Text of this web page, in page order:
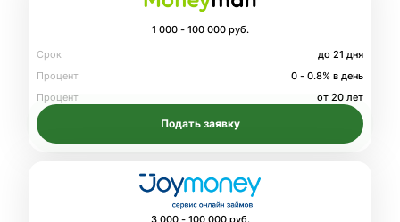
1 000 - 100 000 руб.
Срок
до 21 дня
Процент
0 - 0.8% в день
Процент
от 20 лет
Подать заявку
3 000 - 100 000 руб.